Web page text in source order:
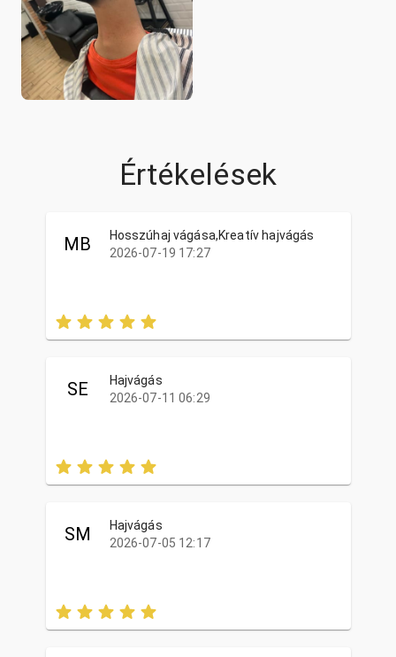
Értékelések
MB
Hosszúhaj vágása,Kreatív hajvágás
2026-07-19 17:27
SE
Hajvágás
2026-07-11 06:29
SM
Hajvágás
2026-07-05 12:17